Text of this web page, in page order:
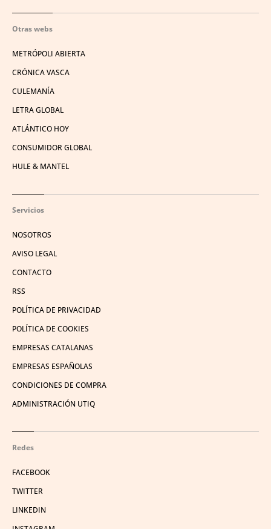
Otras webs
METRÓPOLI ABIERTA
CRÓNICA VASCA
CULEMANÍA
LETRA GLOBAL
ATLÁNTICO HOY
CONSUMIDOR GLOBAL
HULE & MANTEL
Servicios
NOSOTROS
AVISO LEGAL
CONTACTO
RSS
POLÍTICA DE PRIVACIDAD
POLÍTICA DE COOKIES
EMPRESAS CATALANAS
EMPRESAS ESPAÑOLAS
CONDICIONES DE COMPRA
ADMINISTRACIÓN UTIQ
Redes
FACEBOOK
TWITTER
LINKEDIN